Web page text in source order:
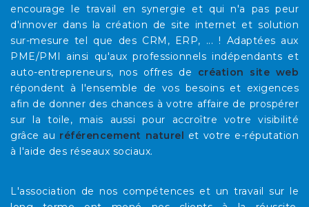
encourage le travail en synergie et qui n'a pas peur
d'innover dans la création de site internet et solution
sur-mesure tel que des CRM, ERP, ... ! Adaptées aux
PME/PMI ainsi qu'aux professionnels indépendants et
auto-entrepreneurs, nos offres de création site web
répondent à l'ensemble de vos besoins et exigences
afin de donner des chances à votre affaire de prospérer
sur la toile, mais aussi pour accroître votre visibilité
grâce au référencement naturel et votre e-réputation
à l'aide des réseaux sociaux.
L'association de nos compétences et un travail sur le